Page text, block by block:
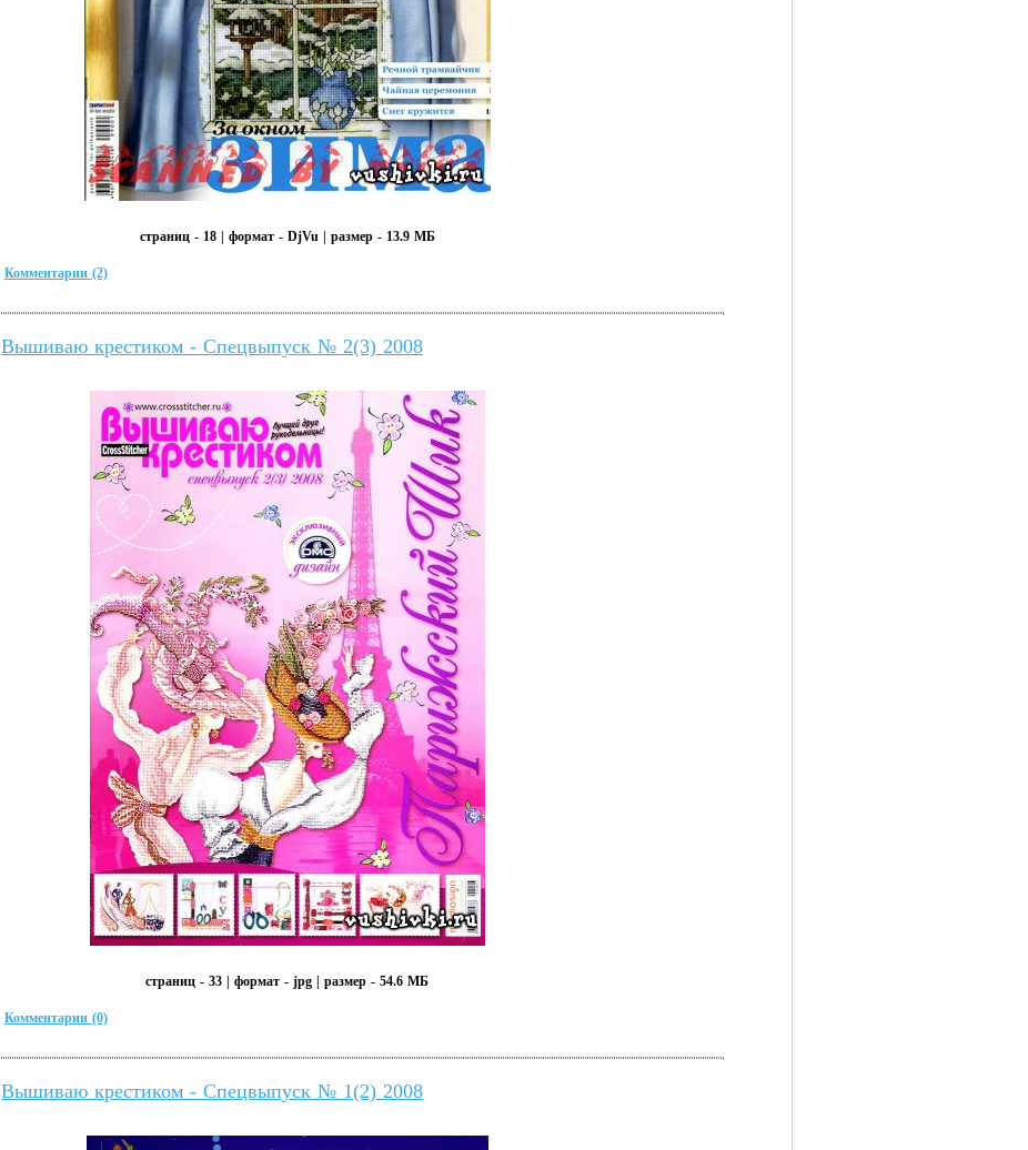
страниц - 18 | формат - DjVu | размер - 13.9 МБ
Комментарии (2)
Вышиваю крестиком - Спецвыпуск № 2(3) 2008
страниц - 33 | формат - jpg | размер - 54.6 МБ
Комментарии (0)
Вышиваю крестиком - Спецвыпуск № 1(2) 2008